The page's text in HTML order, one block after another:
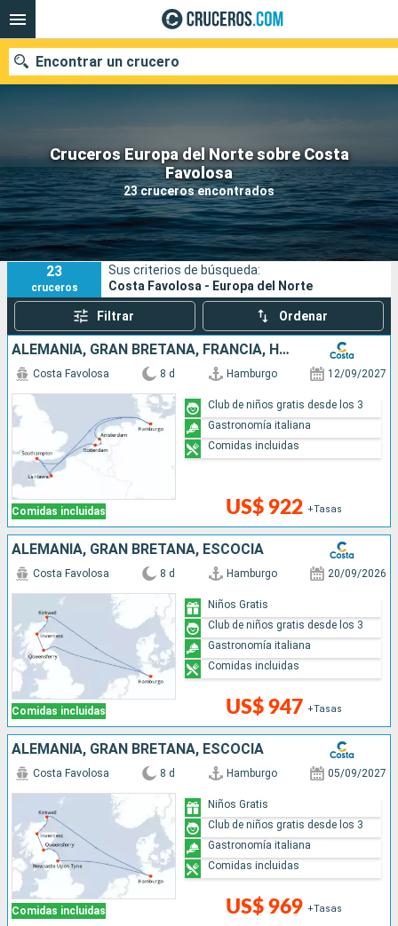
Cruceros Europa del Norte sobre Costa
Favolosa
23 cruceros encontrados
Encontrar un crucero
Nuestros destinos
Fecha de salida
Puertos Compañías
Buscar
23
cruceros
Sus criterios de búsqueda:
Costa Favolosa - Europa del Norte
Filtrar Ordenar
ALEMANIA, GRAN BRETAÑA, FRANCIA, HOLANDA
Comidas incluidas
Costa Favolosa 8 d Hamburgo 12/09/2027
US$ 922 +Tasas
Club de niños gratis desde los 3
Gastronomía italiana
Comidas incluidas
ALEMANIA, GRAN BRETAÑA, ESCOCIA
Comidas incluidas
Costa Favolosa 8 d Hamburgo 20/09/2026
US$ 947 +Tasas
Niños Gratis
Club de niños gratis desde los 3
Gastronomía italiana
Comidas incluidas
ALEMANIA, GRAN BRETAÑA, ESCOCIA
Comidas incluidas
Costa Favolosa 8 d Hamburgo 05/09/2027
US$ 969 +Tasas
Niños Gratis
Club de niños gratis desde los 3
Gastronomía italiana
Comidas incluidas